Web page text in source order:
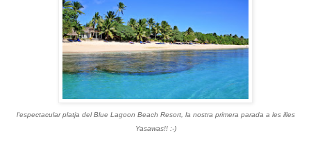
l'espectacular platja del Blue Lagoon Beach Resort, la nostra primera parada a les illes
Yasawas!! :-)